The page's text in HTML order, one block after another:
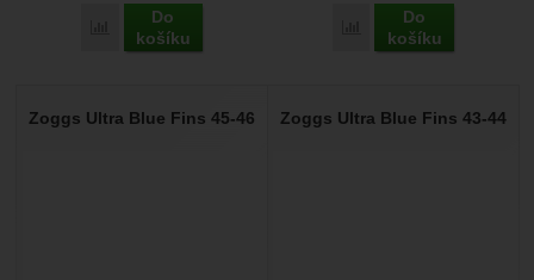
Přidat 'Zoggs Eva Kickboard medium' k porovnání
Do
košíku
Přidat 'Zoggs Kickbuoy'
Do
košíku
Zoggs Ultra Blue Fins 45-46 Zoggs Ultra Blue Fins 43-44